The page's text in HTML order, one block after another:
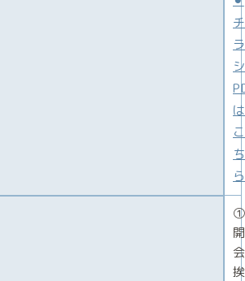
チ
ラ
シ
は
こ
ち
ら
①
開
会
挨